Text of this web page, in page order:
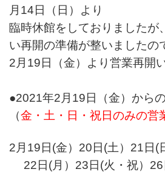
月14日（日）より
臨時休館をしておりましたが
い再開の準備が整いましたの
2月19日（金）より営業再開
●2021年2月19日（金）から
（金・土・日・祝日のみの営
2月19日(金）20日(土）21日(
22日(月）23日(火・祝）26